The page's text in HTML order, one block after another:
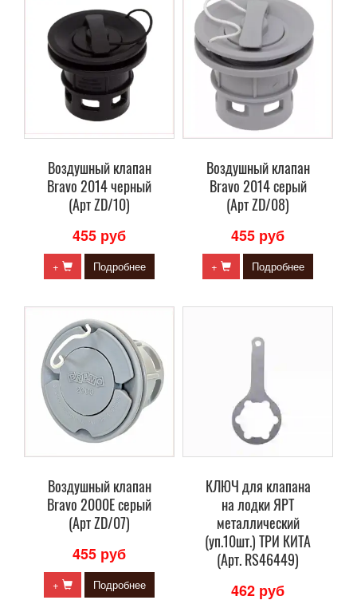
Воздушный клапан
Bravo 2014 черный
(Арт ZD/10)
455 руб
+ Подробнее
Воздушный клапан
Bravo 2014 серый
(Арт ZD/08)
455 руб
+ Подробнее
Воздушный клапан
Bravo 2000Е серый
(Арт ZD/07)
455 руб
+ Подробнее
КЛЮЧ для клапана
на лодки ЯРТ
металлический
(уп.10шт.) ТРИ КИТА
(Арт. RS46449)
462 руб